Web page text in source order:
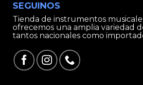
SEGUINOS
Tienda de instrumentos
ofrecemos una amplia variedad
tantos nacionales como